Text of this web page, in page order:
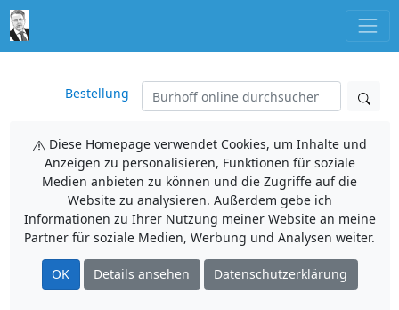
Bestellung
Diese Homepage verwendet Cookies, um Inhalte und
Anzeigen zu personalisieren, Funktionen für soziale
Medien anbieten zu können und die Zugriffe auf die
Website zu analysieren. Außerdem gebe ich
Informationen zu Ihrer Nutzung meiner Website an meine
Partner für soziale Medien, Werbung und Analysen weiter.
OK Details ansehen Datenschutzerklärung